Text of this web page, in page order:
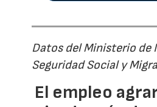
Datos del Ministerio de
Seguridad Social y
El empleo